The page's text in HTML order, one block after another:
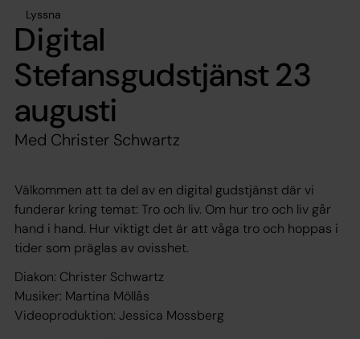
Lyssna
Digital
Stefansgudstjänst 23
augusti
Med Christer Schwartz
Välkommen att ta del av en digital gudstjänst där vi
funderar kring temat: Tro och liv. Om hur tro och liv går
hand i hand. Hur viktigt det är att våga tro och hoppas i
tider som präglas av ovisshet.
Diakon: Christer Schwartz
Musiker: Martina Möllås
Videoproduktion: Jessica Mossberg